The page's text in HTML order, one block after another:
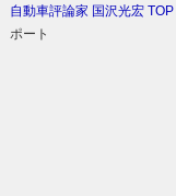
自動車評論家 国沢光宏 TOP
ポート